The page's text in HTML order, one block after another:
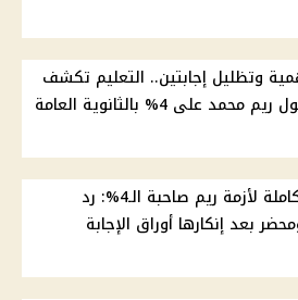
وتظليل إجابتين.. التعليم تكشف
على 4% بالثانوية العامة
القصة الكاملة لأزمة ريم صاحبة الـ4%: رد
بعد إنكارها أوراق الإجابة